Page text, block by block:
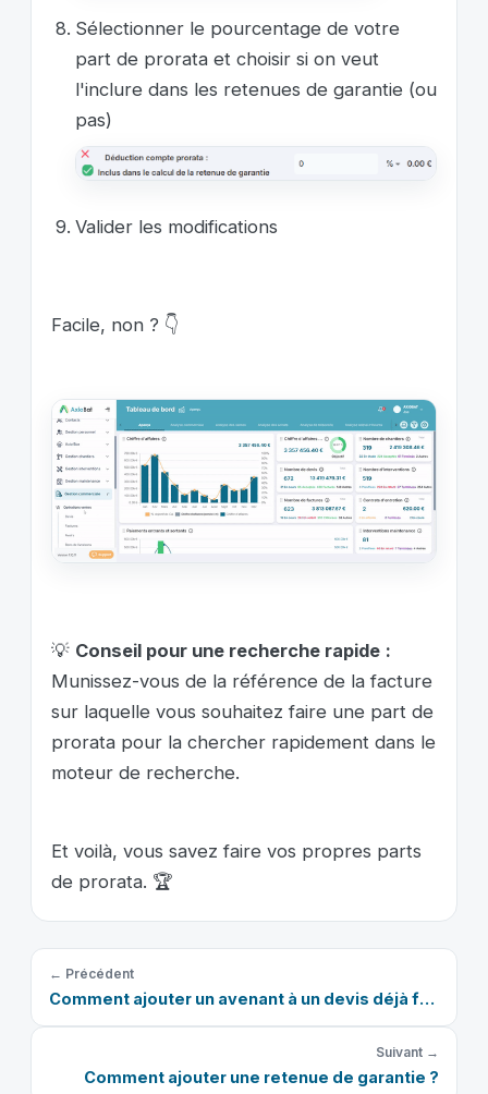
Sélectionner le pourcentage de votre
part de prorata et choisir si on veut
l'inclure dans les retenues de garantie (ou
pas)
Valider les modifications
Facile, non ? 👇
💡 Conseil pour une recherche rapide :
Munissez-vous de la référence de la facture
sur laquelle vous souhaitez faire une part de
prorata pour la chercher rapidement dans le
moteur de recherche.
Et voilà, vous savez faire vos propres parts
de prorata. 🏆
← Précédent
Comment ajouter un avenant à un devis déjà facturé ?
Suivant →
Comment ajouter une retenue de garantie ?